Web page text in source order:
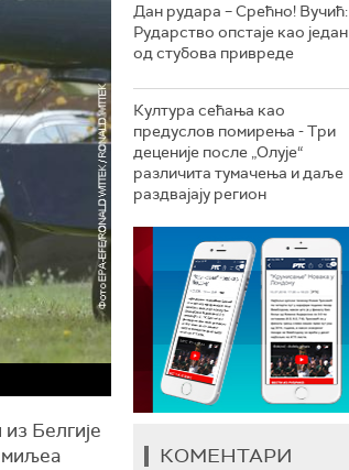
Белгије
миљеа
Дан рудара – Срећно! Вучић:
Рударство опстаје као један
од стубова привреде
Култура сећања као
предуслов помирења ­- Три
деценије после „Олује“
различита тумачења и даље
раздвајају регион
КОМЕНТАРИ